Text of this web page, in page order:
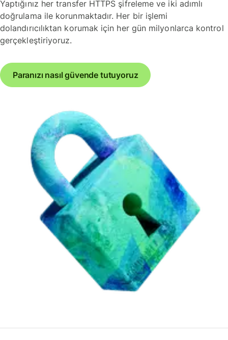
Yaptığınız her transfer HTTPS şifreleme ve iki adımlı
doğrulama ile korunmaktadır. Her bir işlemi
dolandırıcılıktan korumak için her gün milyonlarca kontrol
gerçekleştiriyoruz.
Paranızı nasıl güvende tutuyoruz